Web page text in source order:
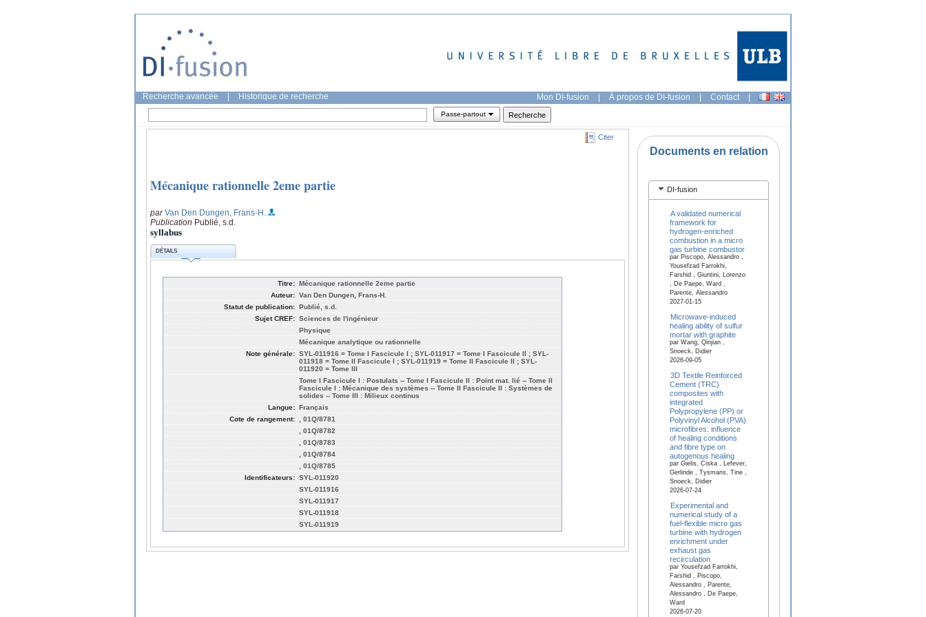
Recherche avancée Historique de recherche Mon DI-fusion | À propos de DI-fusion | Contact |
Passe-partout
Citer
Mécanique rationnelle 2eme partie
parVan Den Dungen, Frans-H.
Publication Publié, s.d.
syllabus
DÉTAILS
Titre: Mécanique rationnelle 2eme partie
Auteur: Van Den Dungen, Frans-H.
Statut de publication: Publié, s.d.
Sujet CREF: Sciences de l'ingénieur
Physique
Mécanique analytique ou rationnelle
Note générale: SYL-011916 = Tome I Fascicule I ; SYL-011917 = Tome I Fascicule II ; SYL-
011918 = Tome II Fascicule I ; SYL-011919 = Tome II Fascicule II ; SYL-
011920 = Tome III
Tome I Fascicule I : Postulats -- Tome I Fascicule II : Point mat. lié -- Tome II
Fascicule I : Mécanique des systèmes -- Tome II Fascicule II : Systèmes de
solides -- Tome III : Milieux continus
Langue: Français
Cote de rangement:
, 01Q/8781
, 01Q/8782
, 01Q/8783
, 01Q/8784
, 01Q/8785
Identificateurs: SYL-011920
SYL-011916
SYL-011917
SYL-011918
SYL-011919
Documents en relation
DI-fusion
A validated numerical
framework for
hydrogen-enriched
combustion in a micro
gas turbine combustor
par Piscopo, Alessandro ,
Yousefzad Farrokhi,
Farshid , Giuntini, Lorenzo
, De Paepe, Ward ,
Parente, Alessandro
2027-01-15
Microwave-induced
healing ability of sulfur
mortar with graphite
par Wang, Qinjian ,
Snoeck, Didier
2026-09-05
3D Textile Reinforced
Cement (TRC)
composites with
integrated
Polypropylene (PP) or
Polyvinyl Alcohol (PVA)
microfibres: influence
of healing conditions
and fibre type on
autogenous healing
par Gielis, Ciska , Lefever,
Gerlinde , Tysmans, Tine ,
Snoeck, Didier
2026-07-24
Experimental and
numerical study of a
fuel-flexible micro gas
turbine with hydrogen
enrichment under
exhaust gas
recirculation
par Yousefzad Farrokhi,
Farshid , Piscopo,
Alessandro , Parente,
Alessandro , De Paepe,
Ward
2026-07-20